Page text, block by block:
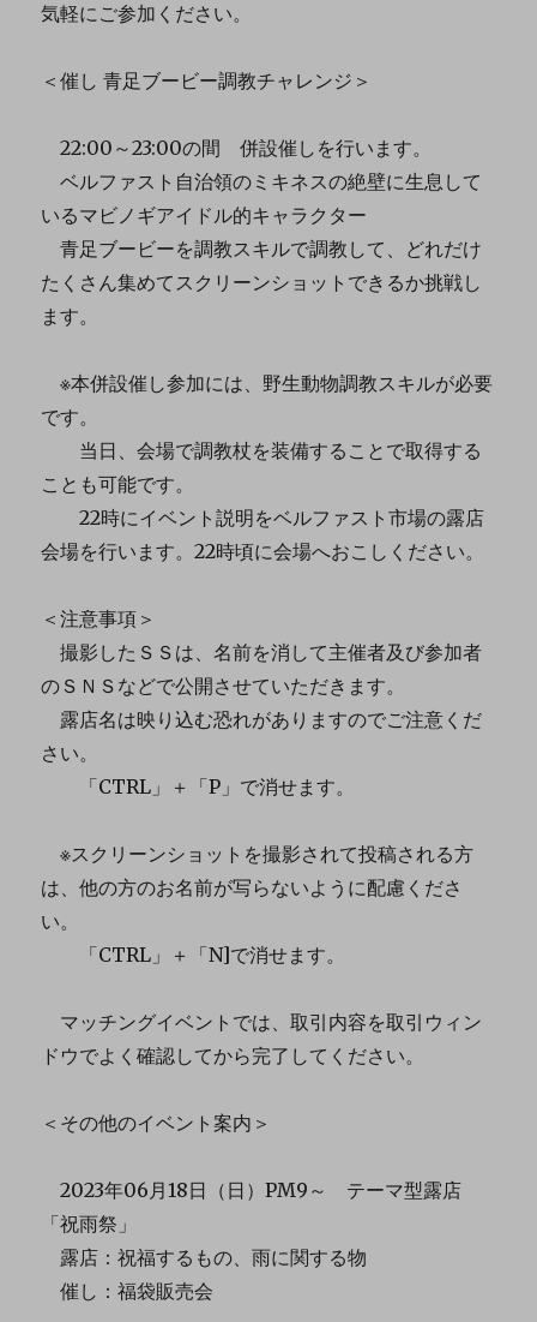
気軽にご参加ください。
＜催し 青足ブービー調教チャレンジ＞
22:00～23:00の間 併設催しを行います。
ベルファスト自治領のミキネスの絶壁に生息して
いるマビノギアイドル的キャラクター
青足ブービーを調教スキルで調教して、どれだけ
たくさん集めてスクリーンショットできるか挑戦し
ます。
※本併設催し参加には、野生動物調教スキルが必要
です。
当日、会場で調教杖を装備することで取得する
ことも可能です。
22時にイベント説明をベルファスト市場の露店
会場を行います。22時頃に会場へおこしください。
＜注意事項＞
撮影したＳＳは、名前を消して主催者及び参加者
のＳＮＳなどで公開させていただきます。
露店名は映り込む恐れがありますのでご注意くだ
さい。
「CTRL」＋「P」で消せます。
※スクリーンショットを撮影されて投稿される方
は、他の方のお名前が写らないように配慮くださ
い。
「CTRL」＋「N]で消せます。
マッチングイベントでは、取引内容を取引ウィン
ドウでよく確認してから完了してください。
＜その他のイベント案内＞
2023年06月18日（日）PM9～ テーマ型露店
「祝雨祭」
露店：祝福するもの、雨に関する物
催し：福袋販売会